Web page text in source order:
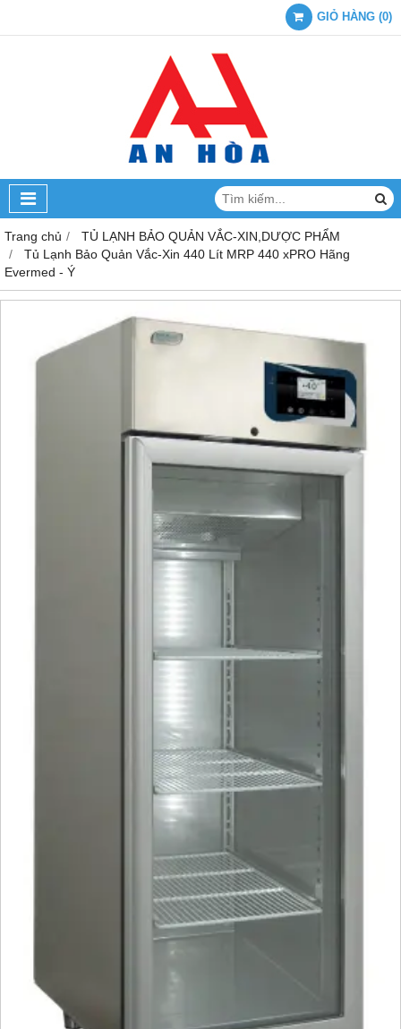
GIỎ HÀNG (0)
Trang chủ
TỦ LẠNH BẢO QUẢN VẮC-XIN,DƯỢC PHẨM
Tủ Lạnh Bảo Quản Vắc-Xin 440 Lít MRP 440 xPRO Hãng
Evermed - Ý